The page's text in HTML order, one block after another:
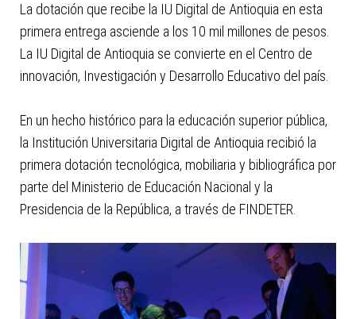
La dotación que recibe la IU Digital de Antioquia en esta
primera entrega asciende a los 10 mil millones de pesos.
La IU Digital de Antioquia se convierte en el Centro de
innovación, Investigación y Desarrollo Educativo del país.
En un hecho histórico para la educación superior pública,
la Institución Universitaria Digital de Antioquia recibió la
primera dotación tecnológica, mobiliaria y bibliográfica por
parte del Ministerio de Educación Nacional y la
Presidencia de la República, a través de FINDETER.